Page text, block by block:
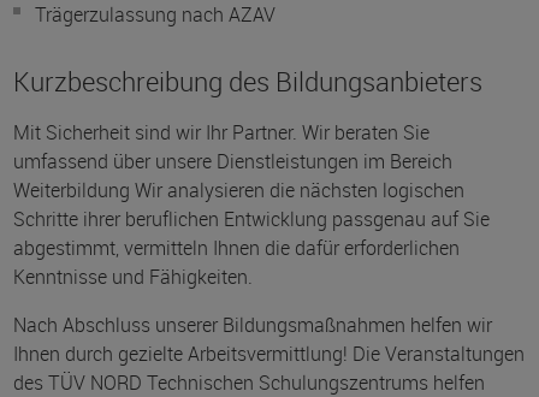
Trägerzulassung nach AZAV
Kurzbeschreibung des Bildungsanbieters
Mit Sicherheit sind wir Ihr Partner. Wir beraten Sie
umfassend über unsere Dienstleistungen im Bereich
Weiterbildung Wir analysieren die nächsten logischen
Schritte ihrer beruflichen Entwicklung passgenau auf Sie
abgestimmt, vermitteln Ihnen die dafür erforderlichen
Kenntnisse und Fähigkeiten.
Nach Abschluss unserer Bildungsmaßnahmen helfen wir
Ihnen durch gezielte Arbeitsvermittlung! Die Veranstaltungen
des TÜV NORD Technischen Schulungszentrums helfen